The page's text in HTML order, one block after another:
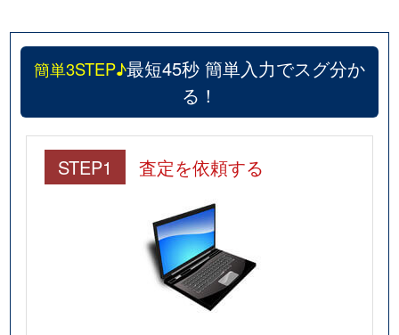
簡単3STEP♪最短45秒 簡単入力でスグ分か
る！
STEP1 査定を依頼する